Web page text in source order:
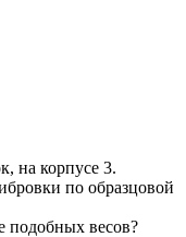
на корпусе 3.
по образцовой
подoбных весов?